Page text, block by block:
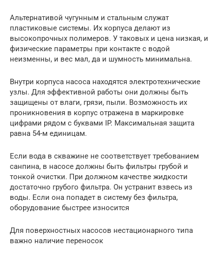
Альтернативой чугунным и стальным служат
пластиковые системы. Их корпуса делают из
высокопрочных полимеров. У таковых и цена низкая, и
физические параметры при контакте с водой
неизменны, и вес мал, да и шумность минимальна.
Внутри корпуса насоса находятся электротехнические
узлы. Для эффективной работы они должны быть
защищены от влаги, грязи, пыли. Возможность их
проникновения в корпус отражена в маркировке
цифрами рядом с буквами IP. Максимальная защита
равна 54-м единицам.
Если вода в скважине не соответствует требованием
санпина, в насосе должны быть фильтры грубой и
тонкой очистки. При должном качестве жидкости
достаточно грубого фильтра. Он устранит взвесь из
воды. Если она попадет в систему без фильтра,
оборудование быстрее износится
Для поверхностных насосов нестационарного типа
важно наличие переносок